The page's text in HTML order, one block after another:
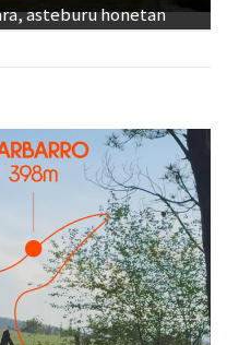
asteburu honetan